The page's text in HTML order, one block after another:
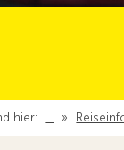
hier: … »